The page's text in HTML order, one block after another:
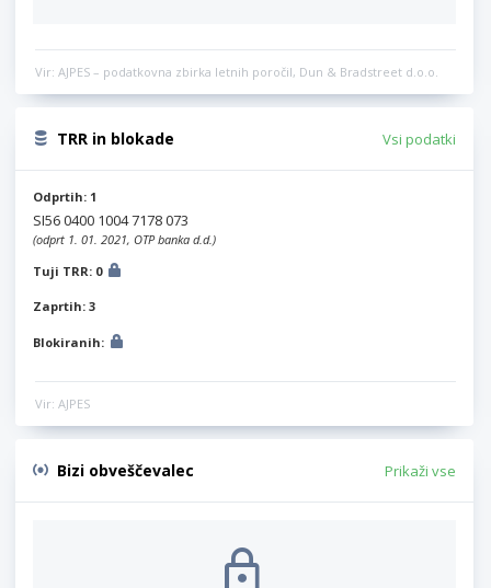
Vir: AJPES – podatkovna zbirka letnih poročil, Dun & Bradstreet d.o.o.
TRR in blokade Vsi podatki
Odprtih: 1
SI56 0400 1004 7178 073
(odprt 1. 01. 2021, OTP banka d.d.)
Tuji TRR: 0
Zaprtih: 3
Blokiranih:
Vir: AJPES
Bizi obveščevalec Prikaži vse